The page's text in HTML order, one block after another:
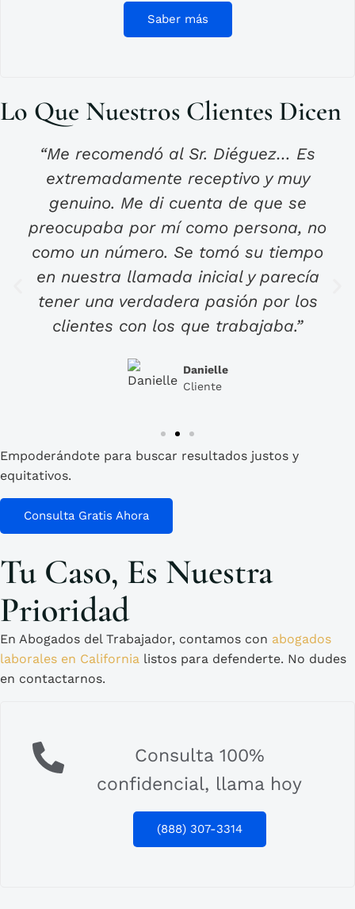
Saber más
Lo Que Nuestros Clientes Dicen
“Me recomendó al Sr. Diéguez… Es
extremadamente receptivo y muy
genuino. Me di cuenta de que se
preocupaba por mí como persona, no
como un número. Se tomó su tiempo
en nuestra llamada inicial y parecía
tener una verdadera pasión por los
clientes con los que trabajaba.”
Danielle
Cliente
Empoderándote para buscar resultados justos y
equitativos.
Consulta Gratis Ahora
Tu Caso, Es Nuestra
Prioridad
En Abogados del Trabajador, contamos con abogados
laborales en California listos para defenderte. No dudes
en contactarnos.
Consulta 100%
confidencial, llama hoy
(888) 307-3314